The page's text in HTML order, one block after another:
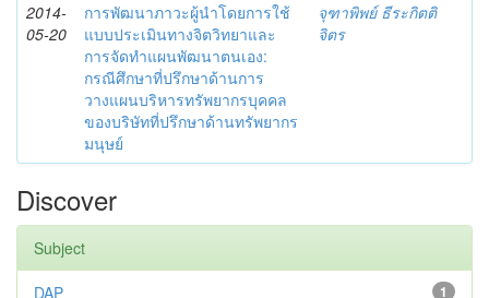
2014-
05-20
การพัฒนาภาวะผู้นำโดยการใช้
แบบประเมินทางจิตวิทยาและ
การจัดทำแผนพัฒนาตนเอง:
กรณีศึกษาที่ปรึกษาด้านการ
วางแผนบริหารทรัพยากรบุคคล
ของบริษัทที่ปรึกษาด้านทรัพยากร
มนุษย์
จุฑาพิพย์ ธีระกิตติ
จิตร
Discover
Subject
1
DAP